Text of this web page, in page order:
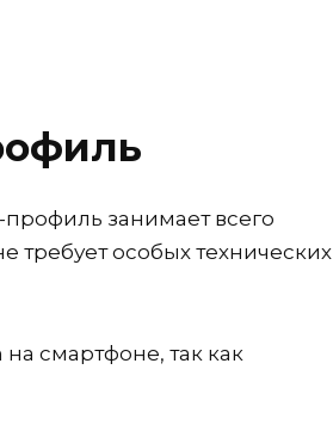
занимает всего
требует особых технических
смартфоне, так как